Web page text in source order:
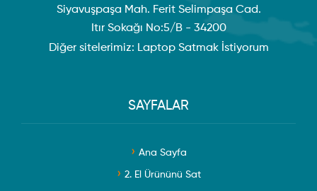
Siyavuşpaşa Mah. Ferit Selimpaşa Cad.
Itır Sokağı No:5/B - 34200
Diğer sitelerimiz: Laptop Satmak İstiyorum
SAYFALAR
Ana Sayfa
2. El Ürününü Sat